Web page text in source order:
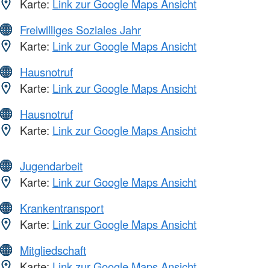
Karte: Link zur Google Maps Ansicht
Freiwilliges Soziales Jahr
Karte: Link zur Google Maps Ansicht
Hausnotruf
Karte: Link zur Google Maps Ansicht
Hausnotruf
Karte: Link zur Google Maps Ansicht
Jugendarbeit
Karte: Link zur Google Maps Ansicht
Krankentransport
Karte: Link zur Google Maps Ansicht
Mitgliedschaft